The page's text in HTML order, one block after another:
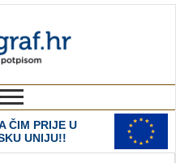
ČIM PRIJE U
UNIJU!!